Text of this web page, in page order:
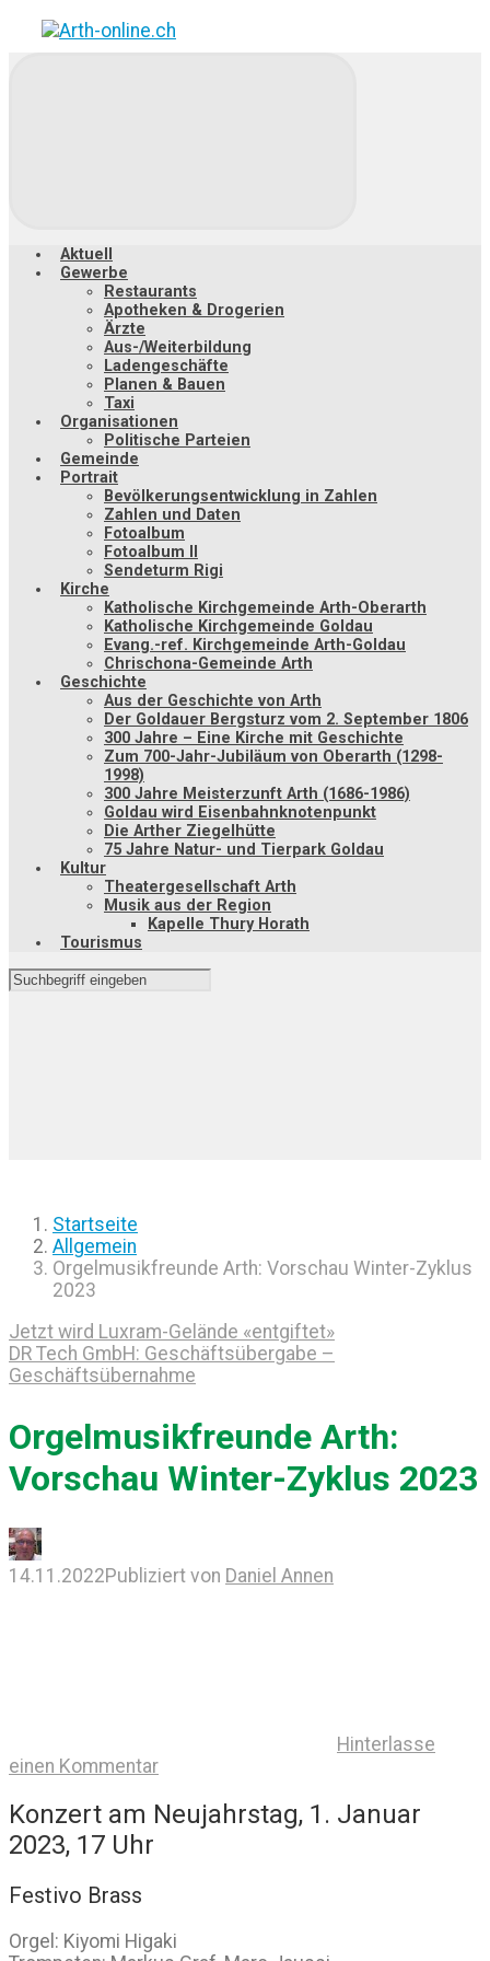
Zum
Hauptinhalt
Aktuell
Gewerbe
Restaurants
Apotheken & Drogerien
Ärzte
Aus-/Weiterbildung
Ladengeschäfte
Planen & Bauen
Taxi
Organisationen
Politische Parteien
Gemeinde
Portrait
Bevölkerungsentwicklung in Zahlen
Zahlen und Daten
Fotoalbum
Fotoalbum II
Sendeturm Rigi
Kirche
Katholische Kirchgemeinde Arth-Oberarth
Katholische Kirchgemeinde Goldau
Evang.-ref. Kirchgemeinde Arth-Goldau
Chrischona-Gemeinde Arth
Geschichte
Aus der Geschichte von Arth
Der Goldauer Bergsturz vom 2. September 1806
300 Jahre – Eine Kirche mit Geschichte
Zum 700-Jahr-Jubiläum von Oberarth (1298-
1998)
300 Jahre Meisterzunft Arth (1686-1986)
Goldau wird Eisenbahnknotenpunkt
Die Arther Ziegelhütte
75 Jahre Natur- und Tierpark Goldau
Kultur
Theatergesellschaft Arth
Musik aus der Region
Kapelle Thury Horath
Tourismus
Startseite
Allgemein
Orgelmusikfreunde Arth: Vorschau Winter-Zyklus
2023
Jetzt wird Luxram-Gelände «entgiftet»
DR Tech GmbH: Geschäftsübergabe –
Geschäftsübernahme
Orgelmusikfreunde Arth:
Vorschau Winter-Zyklus 2023
14.11.2022Publiziert von Daniel Annen
Hinterlasse
einen Kommentar
Konzert am Neujahrstag, 1. Januar
2023, 17 Uhr
Festivo Brass
Orgel: Kiyomi Higaki